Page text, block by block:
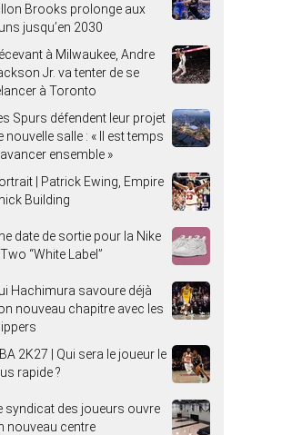
Brooks prolonge aux
jusqu’en 2030
à Milwaukee, Andre
Jr. va tenter de se
à Toronto
Spurs défendent leur projet
nouvelle salle : « Il est temps
ensemble »
| Patrick Ewing, Empire
Building
date de sortie pour la Nike
“White Label”
Hachimura savoure déjà
nouveau chapitre avec les
2K27 | Qui sera le joueur le
rapide ?
syndicat des joueurs ouvre
nouveau centre